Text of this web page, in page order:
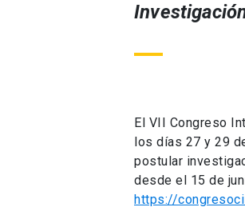
El VII Congreso
los días 27 y 29
postular
desde el 15 de
https://